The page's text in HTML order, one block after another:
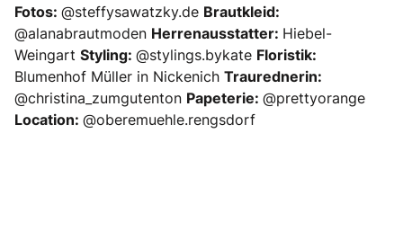
Fotos: @steffysawatzky.de Brautkleid:
@alanabrautmoden Herrenausstatter: Hiebel-
Weingart Styling: @stylings.bykate Floristik:
Blumenhof Müller in Nickenich Traurednerin:
@christina_zumgutenton Papeterie: @prettyorange
Location: @oberemuehle.rengsdorf